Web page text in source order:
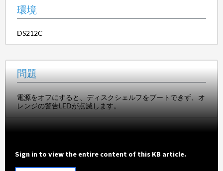
環境
DS212C
問題
電源をオフにすると、ディスクシェルフをブートできず、オ
レンジの警告LEDが点滅します。
Sign in to view the entire content of this KB article.